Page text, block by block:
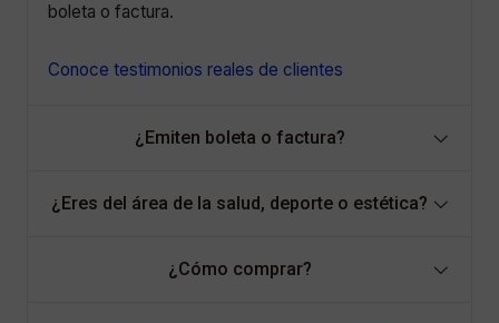
boleta o factura.
Conoce testimonios reales de clientes
¿Emiten boleta o factura?
¿Eres del área de la salud, deporte o estética?
¿Cómo comprar?